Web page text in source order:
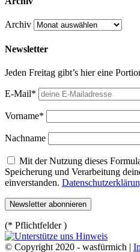
Archiv
Newsletter
Jeden Freitag gibt’s hier eine
E-Mail*
Vorname*
Nachname
Mit der Nutzung dieses
Speicherung und Verarbeitung
einverstanden.
(* Pflichtfelder )
© Copyright 2020 - wasfürmich |